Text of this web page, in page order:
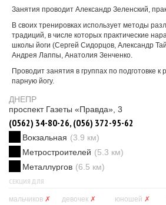
Занятия проводит Александр Зеленский,
В своих тренировках использует методы
традиций, в числе которых практические
школы йоги (Сергей Сидорцов, Александр
Андрея Лаппы, Анатолия Зенченко.
Проводит занятия в группах по подготовке
парную йогу.
ДНЕПР
проспект Газеты «Правда», 3
(0562) 34-80-26, (056) 372-95-62
Вокзальная (3.9 км)
Метростроителей (5.3 км)
Металлургов (6.5 км)
СЕКЦИЯ ДЛЯ
мальчиков ✗ девочек ✗ юношей ✗